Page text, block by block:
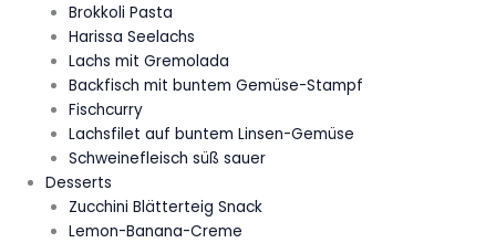
Brokkoli Pasta
Harissa Seelachs
Lachs mit Gremolada
Backfisch mit buntem Gemüse-Stampf
Fischcurry
Lachsfilet auf buntem Linsen-Gemüse
Schweinefleisch süß sauer
Desserts
Zucchini Blätterteig Snack
Lemon-Banana-Creme